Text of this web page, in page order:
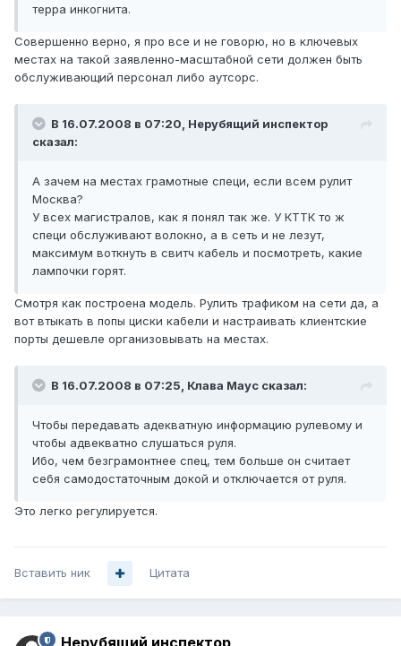
терра инкогнита.
Совершенно верно, я про все и не говорю, но в ключевых
местах на такой заявленно-масштабной сети должен быть
обслуживающий персонал либо аутсорс.
В 16.07.2008 в 07:20, Нерубящий инспектор
сказал:
А зачем на местах грамотные специ, если всем рулит
Москва?
У всех магистралов, как я понял так же. У КТТК то ж
специ обслуживают волокно, а в сеть и не лезут,
максимум воткнуть в свитч кабель и посмотреть, какие
лампочки горят.
Смотря как построена модель. Рулить трафиком на сети да, а
вот втыкать в попы циски кабели и настраивать клиентские
порты дешевле организовывать на местах.
В 16.07.2008 в 07:25, Клава Маус сказал:
Чтобы передавать адекватную информацию рулевому и
чтобы адвекватно слушаться руля.
Ибо, чем безграмонтнее спец, тем больше он считает
себя самодостаточным докой и отключается от руля.
Это легко регулируется.
Вставить ник Цитата